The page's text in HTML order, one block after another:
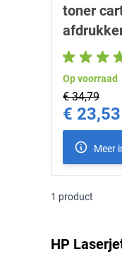
toner
Op voorraad
€ 34,79
Special Price
€ 23,53
Meer
1 product
HP